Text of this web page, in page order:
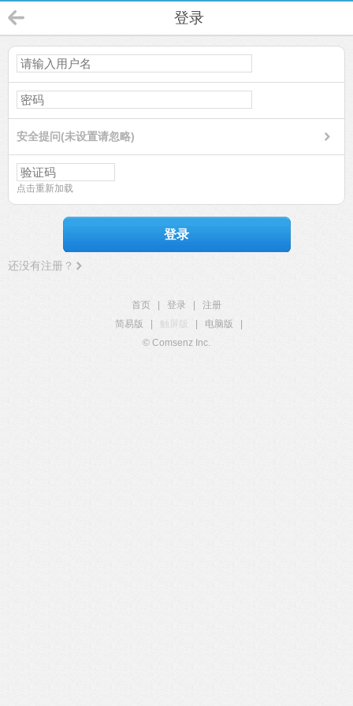
登录
安全提问(未设置请忽略)
点击重新加载
登录
还没有注册？
首页 登录
注册
简易版
触屏版 电脑版
© Comsenz Inc.